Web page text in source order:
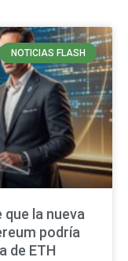
NOTICIAS FLASH
que la nueva
podría
de ETH